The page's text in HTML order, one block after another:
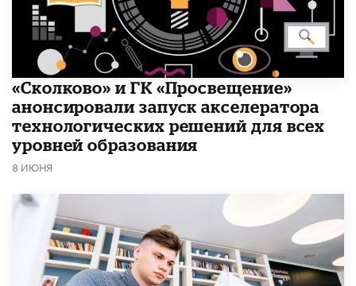
«Сколково» и ГК «Просвещение»
анонсировали запуск акселератора
технологических решений для всех
уровней образования
8 ИЮНЯ